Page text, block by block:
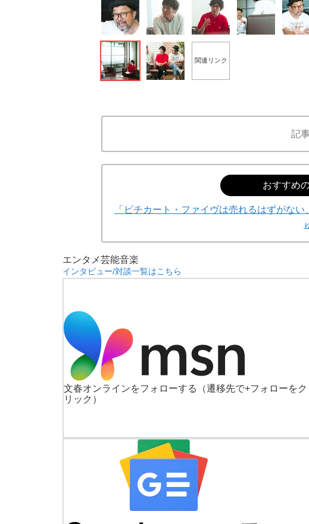
いまさら聞けない資産運用のすべて
関連リンク
記
おすすめ
「ピチカート・ファイヴは売れるはずがな
エンタメ芸能音楽
インタビュー/対談一覧はこちら
文春オンラインをフォローする
（遷移先で+フォローをク
リック）